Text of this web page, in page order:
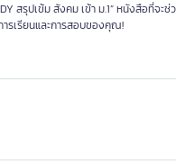
สรุปเข้ม สังคม เข้า ม.1” หนังสือที่
ารเรียนและการสอบของคุณ!